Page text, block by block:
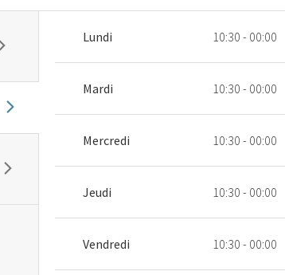
Lundi 10:30 - 00:00
Mardi 10:30 - 00:00
Mercredi 10:30 - 00:00
Jeudi 10:30 - 00:00
Vendredi 10:30 - 00:00